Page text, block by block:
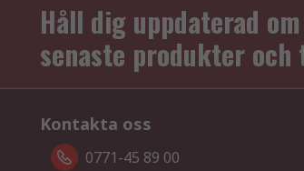
Håll dig uppdaterad
senaste produkter
Kontakta oss
0771-45 89 00